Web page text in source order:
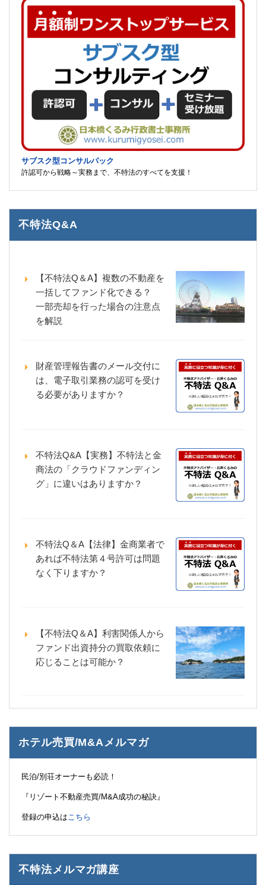
サブスク型コンサルパック
許認可から戦略～実務まで、不特法のすべてを支援！
不特法Q&A
【不特法Q＆A】複数の不動産を
一括してファンド化できる？
一部売却を行った場合の注意点
を解説
財産管理報告書のメール交付に
は、電子取引業務の認可を受け
る必要がありますか？
不特法Q&A【実務】不特法と金
商法の「クラウドファンディン
グ」に違いはありますか？
不特法Q＆A【法律】金商業者で
あれば不特法第４号許可は問題
なく下りますか？
【不特法Q＆A】利害関係人から
ファンド出資持分の買取依頼に
応じることは可能か？
ホテル売買/M&Aメルマガ
民泊/別荘オーナーも必読！
『リゾート不動産売買/M&A成功の秘訣』
登録の申込はこちら
不特法メルマガ講座